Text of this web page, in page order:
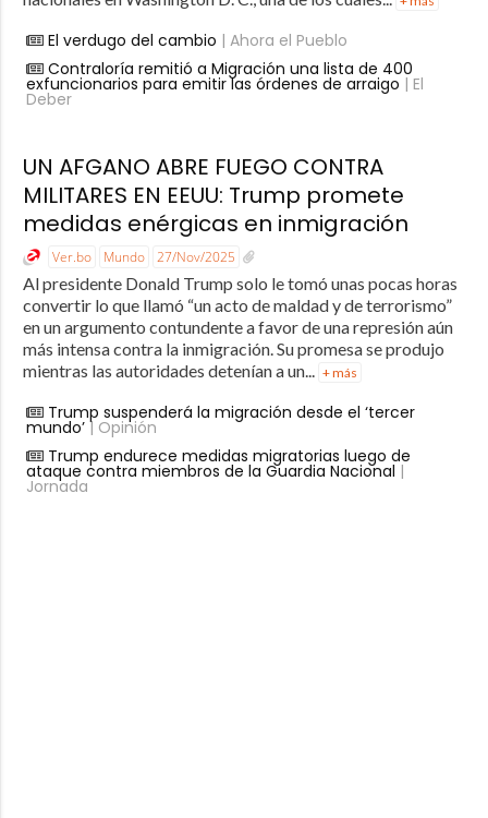
El verdugo del cambio | Ahora el Pueblo
Contraloría remitió a Migración una lista de 400
exfuncionarios para emitir las órdenes de arraigo | El
Deber
UN AFGANO ABRE FUEGO CONTRA
MILITARES EN EEUU: Trump promete
medidas enérgicas en inmigración
Ver.bo Mundo 27/Nov/2025
Al presidente Donald Trump solo le tomó unas pocas horas
convertir lo que llamó “un acto de maldad y de terrorismo”
en un argumento contundente a favor de una represión aún
más intensa contra la inmigración. Su promesa se produjo
mientras las autoridades detenían a un... + más
Trump suspenderá la migración desde el ‘tercer
mundo’| Opinión
Trump endurece medidas migratorias luego de
ataque contra miembros de la Guardia Nacional |
Jornada